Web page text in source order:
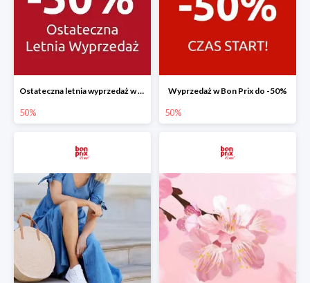
Ostateczna letnia wyprzedaż w Bon Prix do -50%
50%
Wyprzedaż w Bon Prix do -50%
50%